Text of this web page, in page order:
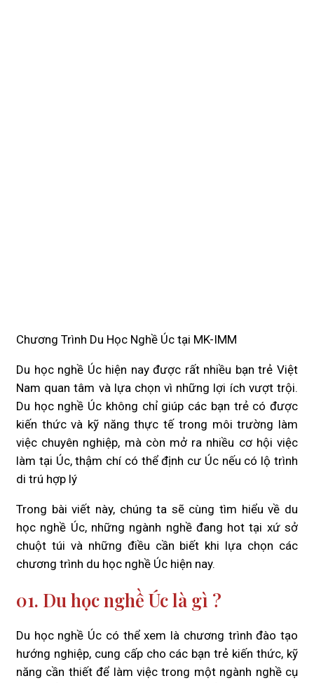
Chương Trình Du Học Nghề Úc tại MK-IMM
Du học nghề Úc hiện nay được rất nhiều bạn trẻ Việt
Nam quan tâm và lựa chọn vì những lợi ích vượt trội.
Du học nghề Úc không chỉ giúp các bạn trẻ có được
kiến thức và kỹ năng thực tế trong môi trường làm
việc chuyên nghiệp, mà còn mở ra nhiều cơ hội việc
làm tại Úc, thậm chí có thể định cư Úc nếu có lộ trình
di trú hợp lý
Trong bài viết này, chúng ta sẽ cùng tìm hiểu về du
học nghề Úc, những ngành nghề đang hot tại xứ sở
chuột túi và những điều cần biết khi lựa chọn các
chương trình du học nghề Úc hiện nay.
01. Du học nghề Úc là gì ?
Du học nghề Úc có thể xem là chương trình đào tạo
hướng nghiệp, cung cấp cho các bạn trẻ kiến thức, kỹ
năng cần thiết để làm việc trong một ngành nghề cụ